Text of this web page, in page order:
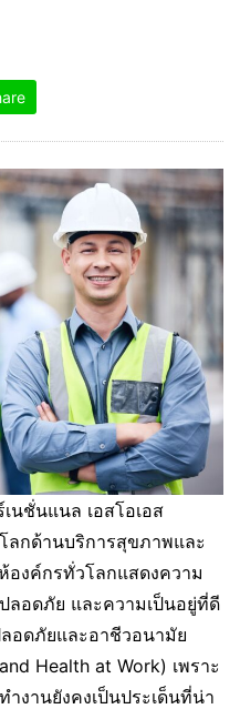
นชั่นแนล เอสโอเอส
ลกด้านบริการสุขภาพและ
องค์กรทั่วโลกแสดงความ
อดภัย และความเป็นอยู่ที่ดี
อดภัยและอาชีวอนามัย
Health at Work) เพราะ
งานยังคงเป็นประเด็นที่น่า